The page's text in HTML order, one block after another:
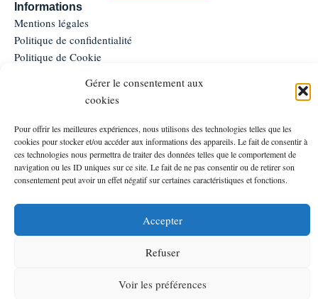
Gérer le consentement aux
cookies
Pour offrir les meilleures expériences, nous utilisons des technologies telles que les
cookies pour stocker et/ou accéder aux informations des appareils. Le fait de consentir à
ces technologies nous permettra de traiter des données telles que le comportement de
navigation ou les ID uniques sur ce site. Le fait de ne pas consentir ou de retirer son
consentement peut avoir un effet négatif sur certaines caractéristiques et fonctions.
Accepter
Refuser
Voir les préférences
Informations
Mentions légales
Politique de confidentialité
Politique de Cookie
Programme de Fidélité
Service client
06.81.37.18.15
Nous contacter
Moyens de paiements
©2026 – Les Bassins d’En Jourdou – Tous droits réservés
c s